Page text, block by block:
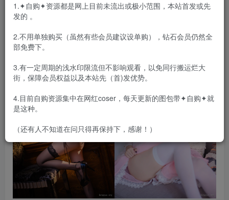
1.✦自购✦资源都是网上目前未流出或极小范围，本站首发或先
发的 。
2.不用单独购买（虽然有些会员建议设单购），钻石会员仍然全
部免费下。
3.有一定周期的浅水印限流但不影响观看，以免同行搬运烂大
街，保障会员权益以及本站先（首)发优势。
4.目前自购资源集中在网红coser，每天更新的图包带✦自购✦就
是这种。
（还有人不知道在问只得再保持下，感谢！）